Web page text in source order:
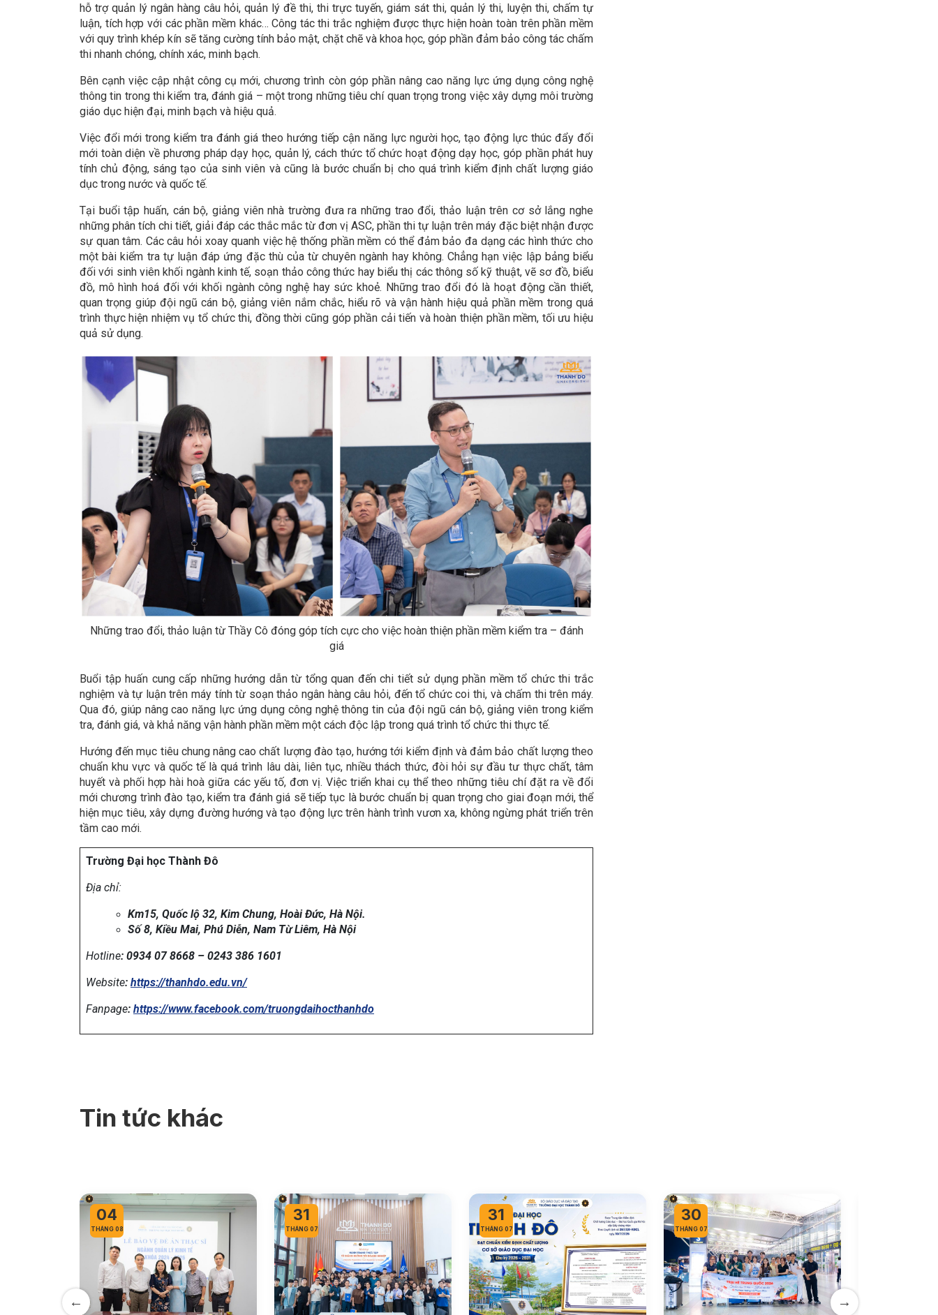
hỗ trợ quản lý ngân hàng câu hỏi, quản lý đề thi, thi trực tuyến, giám sát thi, quản lý thi, luyện thi, chấm tự
luận, tích hợp với các phần mềm khác… Công tác thi trắc nghiệm được thực hiện hoàn toàn trên phần mềm
với quy trình khép kín sẽ tăng cường tính bảo mật, chặt chẽ và khoa học, góp phần đảm bảo công tác chấm
thi nhanh chóng, chính xác, minh bạch.
Bên cạnh việc cập nhật công cụ mới, chương trình còn góp phần nâng cao năng lực ứng dụng công nghệ
thông tin trong thi kiểm tra, đánh giá – một trong những tiêu chí quan trọng trong việc xây dựng môi trường
giáo dục hiện đại, minh bạch và hiệu quả.
Việc đổi mới trong kiểm tra đánh giá theo hướng tiếp cận năng lực người học, tạo động lực thúc đẩy đổi
mới toàn diện về phương pháp dạy học, quản lý, cách thức tổ chức hoạt động dạy học, góp phần phát huy
tính chủ động, sáng tạo của sinh viên và cũng là bước chuẩn bị cho quá trình kiểm định chất lượng giáo
dục trong nước và quốc tế.
Tại buổi tập huấn, cán bộ, giảng viên nhà trường đưa ra những trao đổi, thảo luận trên cơ sở lắng nghe
những phân tích chi tiết, giải đáp các thắc mắc từ đơn vị ASC, phần thi tự luận trên máy đặc biệt nhận được
sự quan tâm. Các câu hỏi xoay quanh việc hệ thống phần mềm có thể đảm bảo đa dạng các hình thức cho
một bài kiểm tra tự luận đáp ứng đặc thù của từ chuyên ngành hay không. Chẳng hạn việc lập bảng biểu
đối với sinh viên khối ngành kinh tế, soạn thảo công thức hay biểu thị các thông số kỹ thuật, vẽ sơ đồ, biểu
đồ, mô hình hoá đối với khối ngành công nghệ hay sức khoẻ. Những trao đổi đó là hoạt động cần thiết,
quan trọng giúp đội ngũ cán bộ, giảng viên nắm chắc, hiểu rõ và vận hành hiệu quả phần mềm trong quá
trình thực hiện nhiệm vụ tổ chức thi, đồng thời cũng góp phần cải tiến và hoàn thiện phần mềm, tối ưu hiệu
quả sử dụng.
Những trao đổi, thảo luận từ Thầy Cô đóng góp tích cực cho việc hoàn thiện phần mềm kiểm tra – đánh
giá
Buổi tập huấn cung cấp những hướng dẫn từ tổng quan đến chi tiết sử dụng phần mềm tổ chức thi trắc
nghiệm và tự luận trên máy tính từ soạn thảo ngân hàng câu hỏi, đến tổ chức coi thi, và chấm thi trên máy.
Qua đó, giúp nâng cao năng lực ứng dụng công nghệ thông tin của đội ngũ cán bộ, giảng viên trong kiểm
tra, đánh giá, và khả năng vận hành phần mềm một cách độc lập trong quá trình tổ chức thi thực tế.
Hướng đến mục tiêu chung nâng cao chất lượng đào tạo, hướng tới kiểm định và đảm bảo chất lượng theo
chuẩn khu vực và quốc tế là quá trình lâu dài, liên tục, nhiều thách thức, đòi hỏi sự đầu tư thực chất, tâm
huyết và phối hợp hài hoà giữa các yếu tố, đơn vị. Việc triển khai cụ thể theo những tiêu chí đặt ra về đổi
mới chương trình đào tạo, kiểm tra đánh giá sẽ tiếp tục là bước chuẩn bị quan trọng cho giai đoạn mới, thể
hiện mục tiêu, xây dựng đường hướng và tạo động lực trên hành trình vươn xa, không ngừng phát triển trên
tầm cao mới.
Trường Đại học Thành Đô
Địa chỉ:
Km15, Quốc lộ 32, Kim Chung, Hoài Đức, Hà Nội.
Số 8, Kiều Mai, Phú Diễn, Nam Từ Liêm, Hà Nội
Hotline: 0934 07 8668 – 0243 386 1601
Website: https://thanhdo.edu.vn/
Fanpage: https://www.facebook.com/truongdaihocthanhdo
Tin tức khác
31
THÁNG 07
31
THÁNG 07
30
THÁNG 07
30
THÁNG 07